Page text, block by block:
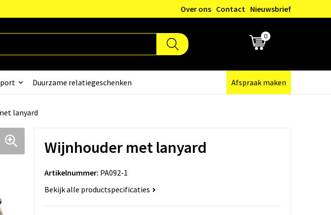
Over ons Contact Nieuwsbrief
0
Duurzame relatiegeschenken Afspraak maken
lanyard
Wijnhouder met lanyard
Artikelnummer: PA092-1
Bekijk alle productspecificaties